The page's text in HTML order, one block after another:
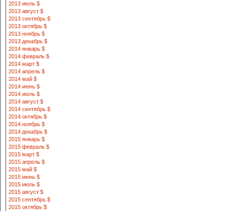
2013 июль $
2013 август $
2013 сентябрь $
2013 октябрь $
2013 ноябрь $
2013 декабрь $
2014 январь $
2014 февраль $
2014 март $
2014 апрель $
2014 май $
2014 июнь $
2014 июль $
2014 август $
2014 сентябрь $
2014 октябрь $
2014 ноябрь $
2014 декабрь $
2015 январь $
2015 февраль $
2015 март $
2015 апрель $
2015 май $
2015 июнь $
2015 июль $
2015 август $
2015 сентябрь $
2015 октябрь $